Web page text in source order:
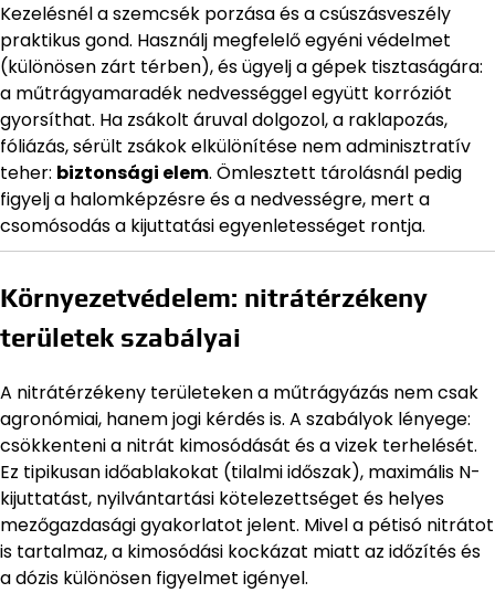
Kezelésnél a szemcsék porzása és a csúszásveszély
praktikus gond. Használj megfelelő egyéni védelmet
(különösen zárt térben), és ügyelj a gépek tisztaságára:
a műtrágyamaradék nedvességgel együtt korróziót
gyorsíthat. Ha zsákolt áruval dolgozol, a raklapozás,
fóliázás, sérült zsákok elkülönítése nem adminisztratív
teher: biztonsági elem. Ömlesztett tárolásnál pedig
figyelj a halomképzésre és a nedvességre, mert a
csomósodás a kijuttatási egyenletességet rontja.
Környezetvédelem: nitrátérzékeny
területek szabályai
A nitrátérzékeny területeken a műtrágyázás nem csak
agronómiai, hanem jogi kérdés is. A szabályok lényege:
csökkenteni a nitrát kimosódását és a vizek terhelését.
Ez tipikusan időablakokat (tilalmi időszak), maximális N-
kijuttatást, nyilvántartási kötelezettséget és helyes
mezőgazdasági gyakorlatot jelent. Mivel a pétisó nitrátot
is tartalmaz, a kimosódási kockázat miatt az időzítés és
a dózis különösen figyelmet igényel.